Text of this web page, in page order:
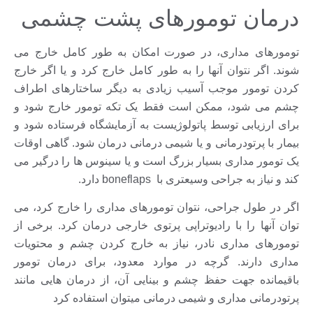
درمان تومورهای پشت چشمی
تومورهای مداری، در صورت امکان به طور کامل خارج می
شوند. اگر نتوان آنها را به طور کامل خارج کرد و یا اگر خارج
کردن تومور موجب آسیب زیادی به دیگر ساختارهای اطراف
چشم می شود، ممکن است فقط یک تکه تومور خارج شود و
برای ارزیابی توسط پاتولوژیست به آزمایشگاه فرستاده شود و
بیمار با پرتودرمانی و یا شیمی درمانی درمان شود. گاهی اوقات
یک تومور مداری بسیار بزرگ است و یا سینوس ها را درگیر می
کند و نیاز به جراحی وسیعتری با boneflaps دارد.
اگر در طول جراحی، نتوان تومورهای مداری را خارج کرد، می
توان آنها را با رادیوتراپی پرتوی خارجی درمان کرد. برخی از
تومورهای مداری نادر، نیاز به خارج کردن چشم و محتویات
مداری دارند. گرچه در موارد معدود، برای درمان تومور
باقیمانده جهت حفظ چشم و بینایی آن، از درمان هایی مانند
پرتودرمانی مداری و شیمی درمانی میتوان استفاده کرد